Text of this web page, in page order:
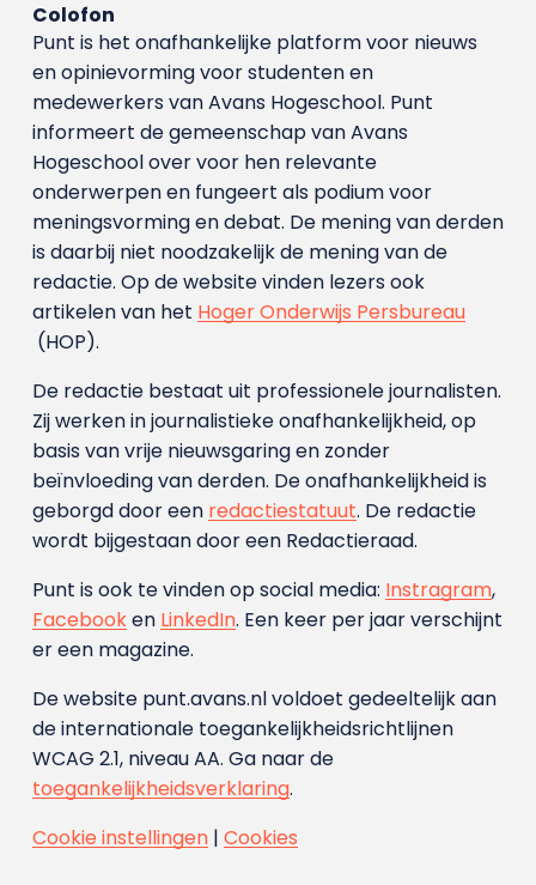
Colofon
Punt is het onafhankelijke platform voor nieuws
en opinievorming voor studenten en
medewerkers van Avans Hoge­school. Punt
informeert de gemeenschap van Avans
Hogeschool over voor hen relevante
onderwerpen en fungeert als podium voor
meningsvorming en debat. De mening van derden
is daarbij niet noodzakelijk de mening van de
redactie. Op de website vinden lezers ook
artikelen van het Hoger Onderwijs Persbureau
(HOP).
De redactie bestaat uit professionele journalisten.
Zij werken in journalistieke onafhankelijkheid, op
basis van vrije nieuwsgaring en zonder
beïnvloeding van derden. De onafhankelijkheid is
geborgd door een redactiestatuut. De redactie
wordt bijgestaan door een Redactieraad.
Punt is ook te vinden op social media: Instragram,
Facebooken LinkedIn. Een keer per jaar verschijnt
er een magazine.
De website punt.avans.nl voldoet gedeeltelijk aan
de internationale toegankelijkheidsrichtlijnen
WCAG 2.1, niveau AA. Ga naar de
toegankelijkheidsverklaring.
Cookie instellingen| Cookies